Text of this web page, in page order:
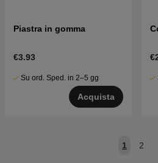
Piastra in gomma
€3.93
Su ord. Sped. in 2–5 gg
Acquista
1 2